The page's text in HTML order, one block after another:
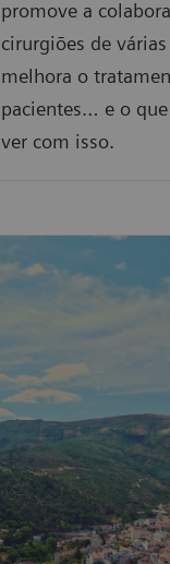
promove a
cirurgiões de
melhora o
pacientes… e o
ver com isso.